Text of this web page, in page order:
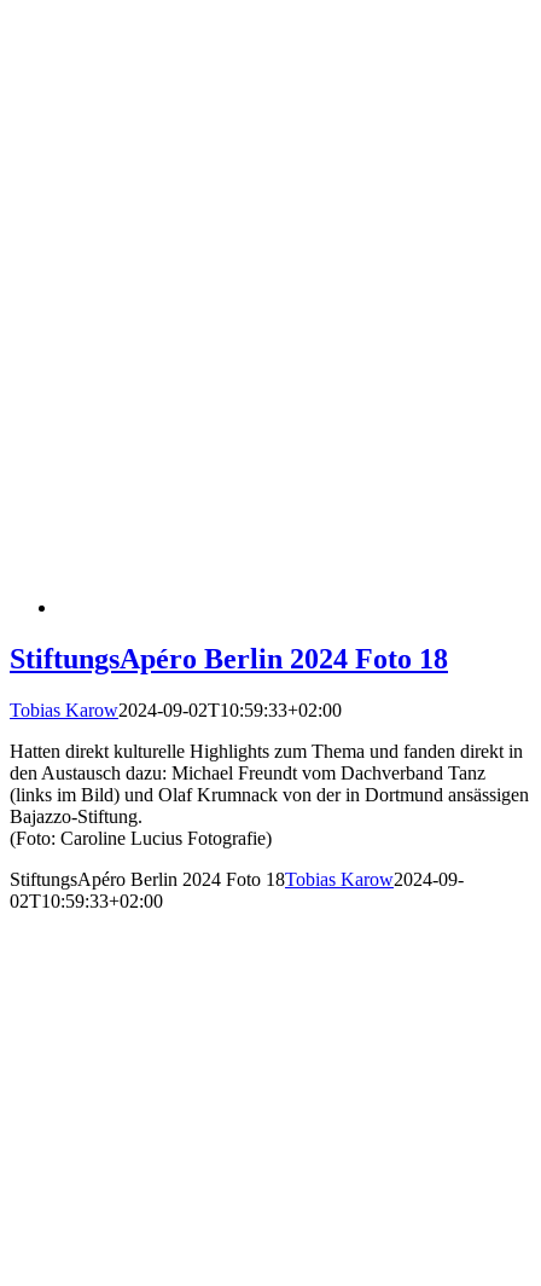
StiftungsApéro Berlin 2024 Foto 18
Tobias Karow2024-09-02T10:59:33+02:00
Hatten direkt kulturelle Highlights zum Thema und fanden direkt in
den Austausch dazu: Michael Freundt vom Dachverband Tanz
(links im Bild) und Olaf Krumnack von der in Dortmund ansässigen
Bajazzo-Stiftung.
(Foto: Caroline Lucius Fotografie)
StiftungsApéro Berlin 2024 Foto 18Tobias Karow2024-09-
02T10:59:33+02:00